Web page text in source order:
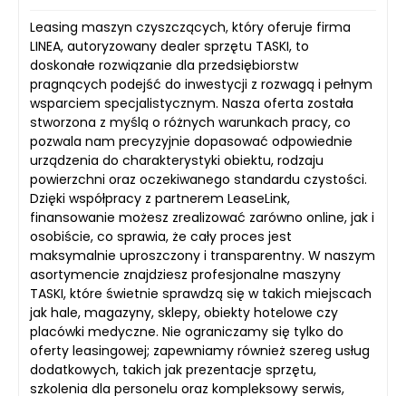
Leasing maszyn czyszczących, który oferuje firma
LINEA, autoryzowany dealer sprzętu TASKI, to
doskonałe rozwiązanie dla przedsiębiorstw
pragnących podejść do inwestycji z rozwagą i pełnym
wsparciem specjalistycznym. Nasza oferta została
stworzona z myślą o różnych warunkach pracy, co
pozwala nam precyzyjnie dopasować odpowiednie
urządzenia do charakterystyki obiektu, rodzaju
powierzchni oraz oczekiwanego standardu czystości.
Dzięki współpracy z partnerem LeaseLink,
finansowanie możesz zrealizować zarówno online, jak i
osobiście, co sprawia, że cały proces jest
maksymalnie uproszczony i transparentny. W naszym
asortymencie znajdziesz profesjonalne maszyny
TASKI, które świetnie sprawdzą się w takich miejscach
jak hale, magazyny, sklepy, obiekty hotelowe czy
placówki medyczne. Nie ograniczamy się tylko do
oferty leasingowej; zapewniamy również szereg usług
dodatkowych, takich jak prezentacje sprzętu,
szkolenia dla personelu oraz kompleksowy serwis,